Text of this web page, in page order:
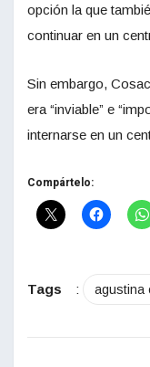
opción la que
continuar en un
Sin embargo,
era “inviable” e
internarse en un
Compártelo:
Tags : agustina